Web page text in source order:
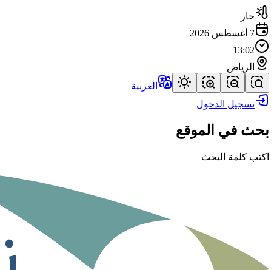
حار
7 أغسطس 2026
13:02
الرياض
العربية
تسجيل الدخول
بحث في الموقع
اكتب كلمة البحث